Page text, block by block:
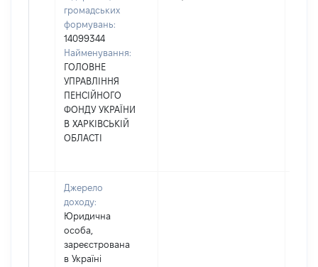
громадських
формувань:
14099344
Найменування:
ГОЛОВНЕ
УПРАВЛІННЯ
ПЕНСІЙНОГО
ФОНДУ УКРАЇНИ
В ХАРКІВСЬКІЙ
ОБЛАСТІ
Джерело
доходу:
Юридична
особа,
зареєстрована
в Україні